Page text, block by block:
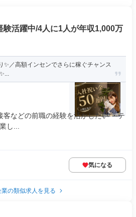
験活躍中/4人に1人が年収1,000万
✨／高額インセンでさらに稼ぐチャンス
客などの前職の経験を活かしたい ・テ
し...
気になる
業の類似求人を見る